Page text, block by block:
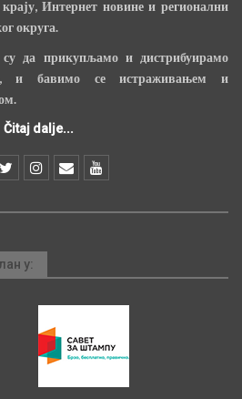
Интернет новине и регионални
округа.
да прикупљамо и дистрибуирамо
и бавимо се истраживањем и
Čitaj dalje...
у: